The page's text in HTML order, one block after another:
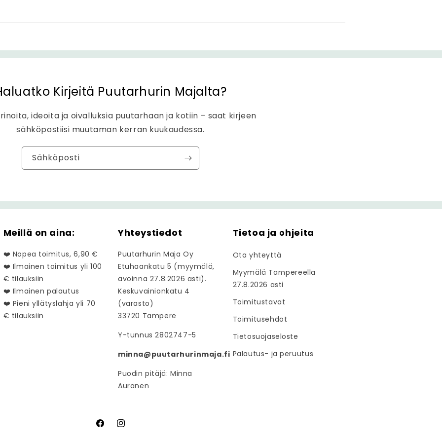
Kirjeitä Puutarhurin Majalta?
ideoita ja oivalluksia puutarhaan ja kotiin – saat kirjeen
sähköpostiisi muutaman kerran kuukaudessa.
Sähköposti
Meillä on aina:
❤️ Nopea toimitus, 6,90 €
❤️ Ilmainen toimitus yli 100
€ tilauksiin
❤️ Ilmainen palautus
❤️ Pieni yllätyslahja yli 70
€ tilauksiin
Yhteystiedot
Puutarhurin Maja Oy
Etuhaankatu 5 (myymälä,
avoinna 27.8.2026 asti).
Keskuvainionkatu 4
(varasto)
33720 Tampere
Y-tunnus 2802747-5
minna@puutarhurinmaja.fi
Puodin pitäjä: Minna
Auranen
Tietoa ja ohjeita
Ota yhteyttä
Myymälä Tampereella
27.8.2026 asti
Toimitustavat
Toimitusehdot
Tietosuojaseloste
Palautus- ja peruutus
FacebookInstagram